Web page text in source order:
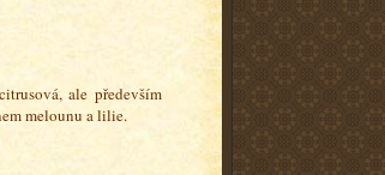
ale především
melounu a lilie.